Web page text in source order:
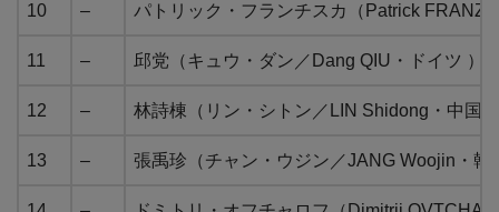
10 – パトリック・フランチスカ（Patrick
11 – 邱党（キュウ・ダン／Dang QIU・ドイツ ）
12 – 林詩棟（リン・シトン／LIN Shidong・中国）
13 – 張禹珍（チャン・ウジン／JANG Woojin・韓